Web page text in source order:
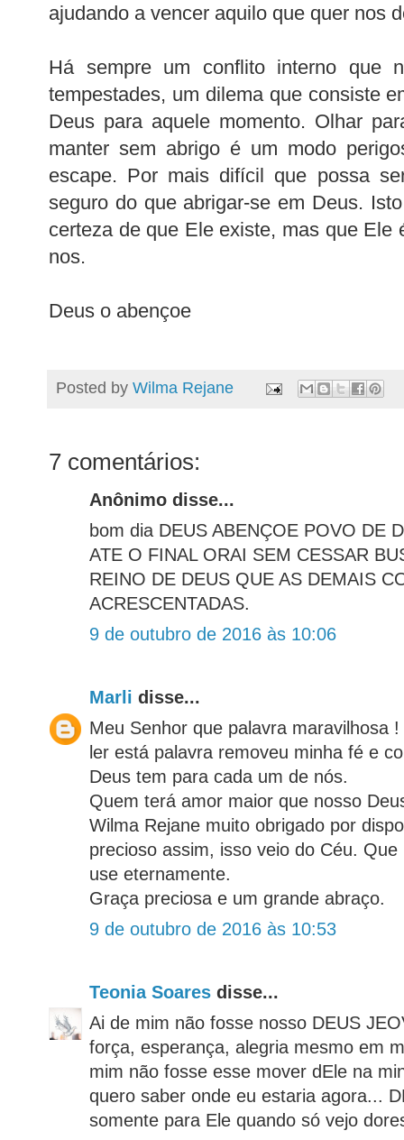
ajudando a vencer aquilo que quer nos
Há sempre um conflito interno que
tempestades, um dilema que consiste
Deus para aquele momento. Olhar
manter sem abrigo é um modo
escape. Por mais difícil que possa
seguro do que abrigar-se em Deus.
certeza de que Ele existe, mas que Ele
nos.
Deus o abençoe
Posted by Wilma Rejane
7 comentários:
Anônimo disse...
bom dia DEUS ABENÇOE POVO DE
ATE O FINAL ORAI SEM CESSAR
REINO DE DEUS QUE AS DEMAIS
ACRESCENTADAS.
9 de outubro de 2016 às 10:06
Marli disse...
Meu Senhor que palavra maravilhosa
ler está palavra removeu minha fé e
Deus tem para cada um de nós.
Quem terá amor maior que nosso
Wilma Rejane muito obrigado por
precioso assim, isso veio do Céu.
use eternamente.
Graça preciosa e um grande abraço.
9 de outubro de 2016 às 10:53
Teonia Soares disse...
Ai de mim não fosse nosso DEUS
força, esperança, alegria mesmo em
mim não fosse esse mover dEle na
quero saber onde eu estaria agora...
somente para Ele quando só vejo